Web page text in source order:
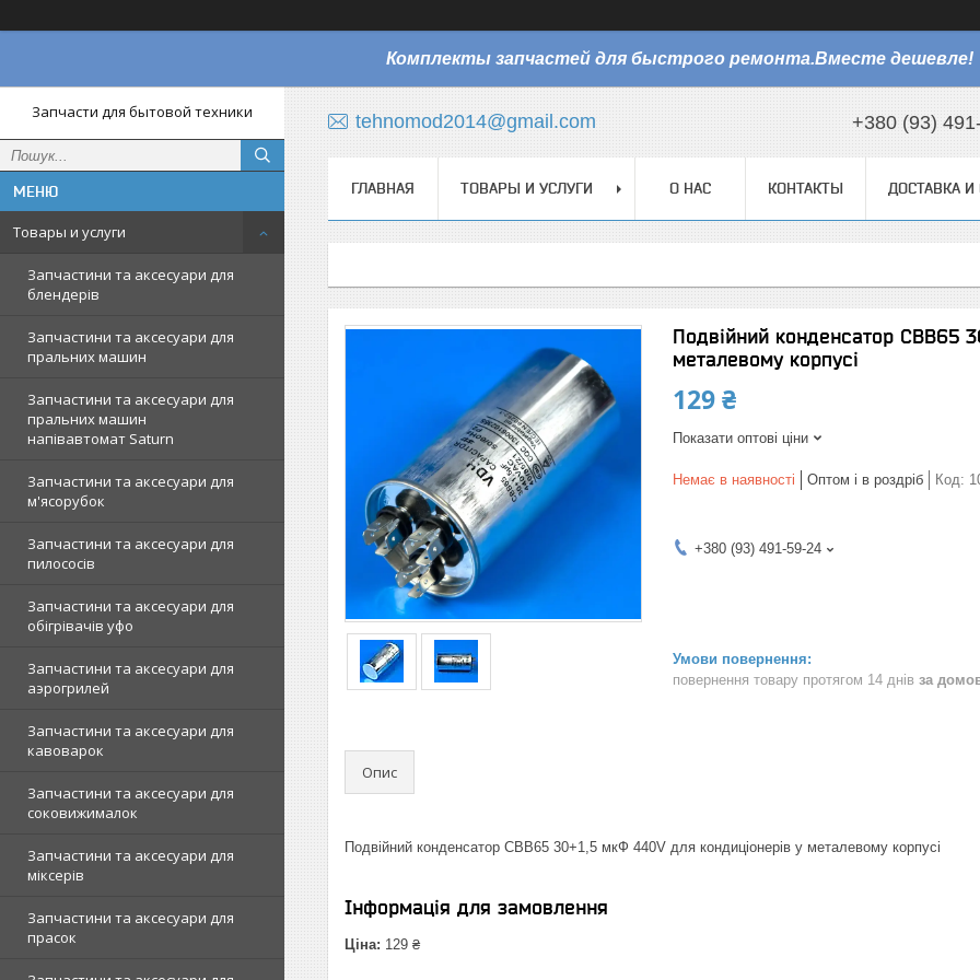
Комплекты запчастей для быстрого ремонта.Вместе дешевле!
Запчасти для бытовой техники
Товары и услуги
Запчастини та аксесуари для
блендерів
Запчастини та аксесуари для
пральних машин
Запчастини та аксесуари для
пральних машин
напівавтомат Saturn
Запчастини та аксесуари для
м'ясорубок
Запчастини та аксесуари для
пилососів
Запчастини та аксесуари для
обігрівачів уфо
Запчастини та аксесуари для
аэрогрилей
Запчастини та аксесуари для
кавоварок
Запчастини та аксесуари для
соковижималок
Запчастини та аксесуари для
міксерів
Запчастини та аксесуари для
прасок
tehnomod2014@gmail.com +380 (93)
ГЛАВНАЯ ТОВАРЫ И УСЛУГИ О НАС КОНТАКТЫ ДОСТАВКА И
Подвійний конденсатор CBB65
металевому корпусі
129 ₴
Показати оптові ціни
Немає в наявності Оптом і в роздріб Код:
+380 (93) 491-59-24
повернення товару протягом 14 днів за
Опис
Подвійний конденсатор CBB65 30+1,5 мкФ 440V для кондиціонерів у металевому корпусі
Інформація для замовлення
Ціна: 129 ₴